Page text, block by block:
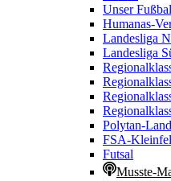
Unser
Humanas-
Landesliga
Landesliga
Polytan-
FSA-
Futsal
Musste-